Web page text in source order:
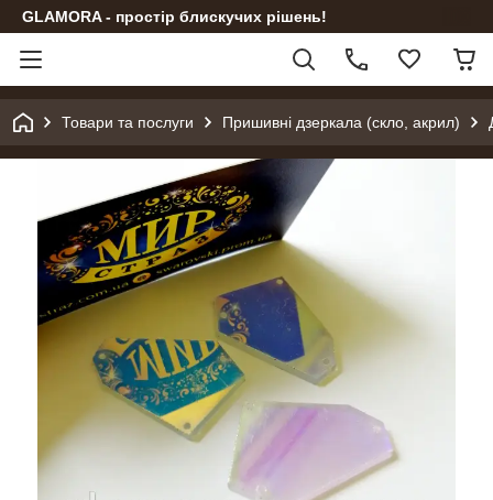
GLAMORA - простір блискучих рішень!
Товари та послуги Пришивні дзеркала (скло, акрил)